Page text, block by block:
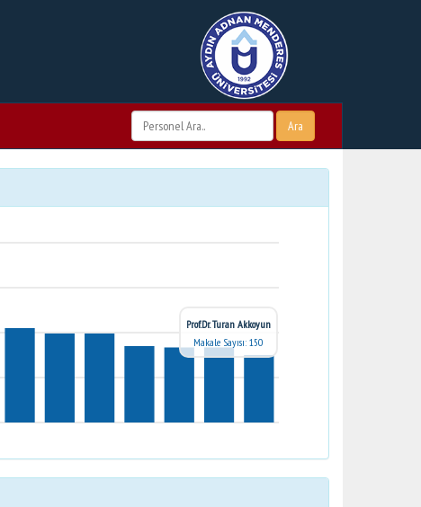
Ara
Prof.Dr. Turan Akkoyun
Makale Sayısı: 150